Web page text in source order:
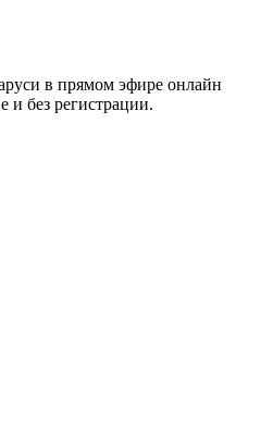
в прямом эфире онлайн
и без регистрации.